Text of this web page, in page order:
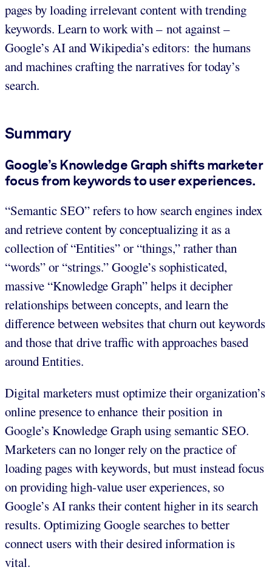
pages by loading irrelevant content with trending
keywords. Learn to work with – not against –
Google’s AI and Wikipedia’s editors: the humans
and machines crafting the narratives for today’s
search.
Summary
Google’s Knowledge Graph shifts marketer
focus from keywords to user experiences.
“Semantic SEO” refers to how search engines index
and retrieve content by conceptualizing it as a
collection of “Entities” or “things,” rather than
“words” or “strings.” Google’s sophisticated,
massive “Knowledge Graph” helps it decipher
relationships between concepts, and learn the
difference between websites that churn out keywords
and those that drive traffic with approaches based
around Entities.
Digital marketers must optimize their organization’s
online presence to enhance their position in
Google’s Knowledge Graph using semantic SEO.
Marketers can no longer rely on the practice of
loading pages with keywords, but must instead focus
on providing high-value user experiences, so
Google’s AI ranks their content higher in its search
results. Optimizing Google searches to better
connect users with their desired information is
vital.